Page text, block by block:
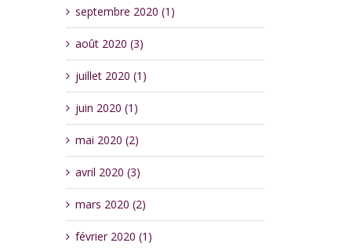
septembre 2020 (1)
août 2020 (3)
juillet 2020 (1)
juin 2020 (1)
mai 2020 (2)
avril 2020 (3)
mars 2020 (2)
février 2020 (1)